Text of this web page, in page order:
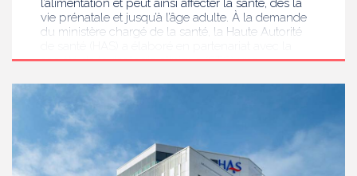
l’alimentation et peut ainsi affecter la santé, dès la
vie prénatale et jusqu’à l’âge adulte. À la demande
du ministère chargé de la santé, la Haute Autorité
société de toxicologie clinique (STC) une
notamment des professionnels de santé pour
identifier les populations concernées par le dosage
de la chlordéconémie et améliorer la qualité de
l’accompagnement et le suivi des patients.